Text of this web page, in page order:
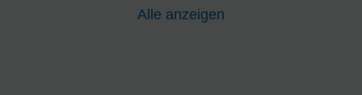
Alle anzeigen